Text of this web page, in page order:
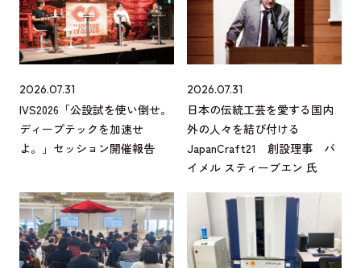
2026.07.31
IVS2026「公設試を使い倒せ。
ディープテックを加速せ
よ。」セッション開催報告
2026.07.31
日本の伝統工芸を愛する国内
外の人々を結び付ける
JapanCraft21 創設理事 バ
イメル スティーブエン 氏